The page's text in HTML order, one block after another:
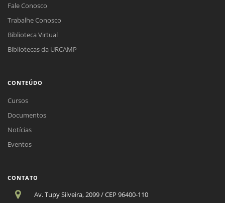
Fale Conosco
Trabalhe Conosco
Biblioteca Virtual
Bibliotecas da URCAMP
CONTEÚDO
Cursos
Documentos
Notícias
Eventos
CONTATO
Av. Tupy Silveira, 2099 / CEP 96400-110